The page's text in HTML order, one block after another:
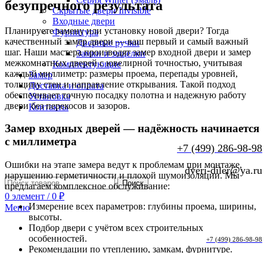
Скрытые двери Invisible
Входные двери
Фурнитура
Дверные ручки
Замки и защелки
Комплектующие
Замер
Доставка и оплата
Установка
Контакты
+7 (499) 286-98-98
dveri-diler@ya.ru
Поиск
0 элемент / 0 ₽
Меню
+7 (499) 286-98-98
безупречного результата
Планируете замену или установку новой двери? Тогда
качественный замер двери — ваш первый и самый важный
шаг. Наши мастера производят замер входной двери и замер
межкомнатных дверей с ювелирной точностью, учитывая
каждый миллиметр: размеры проема, перепады уровней,
толщину стен и направление открывания. Такой подход
обеспечивает точную посадку полотна и надежную работу
двери без перекосов и зазоров.
Замер входных дверей — надёжность начинается
с миллиметра
Ошибки на этапе замера ведут к проблемам при монтаже,
нарушению герметичности и плохой шумоизоляции. Мы
предлагаем комплексное обслуживание:
Измерение всех параметров: глубины проема, ширины,
высоты.
Подбор двери с учётом всех строительных
особенностей.
Рекомендации по утеплению, замкам, фурнитуре.